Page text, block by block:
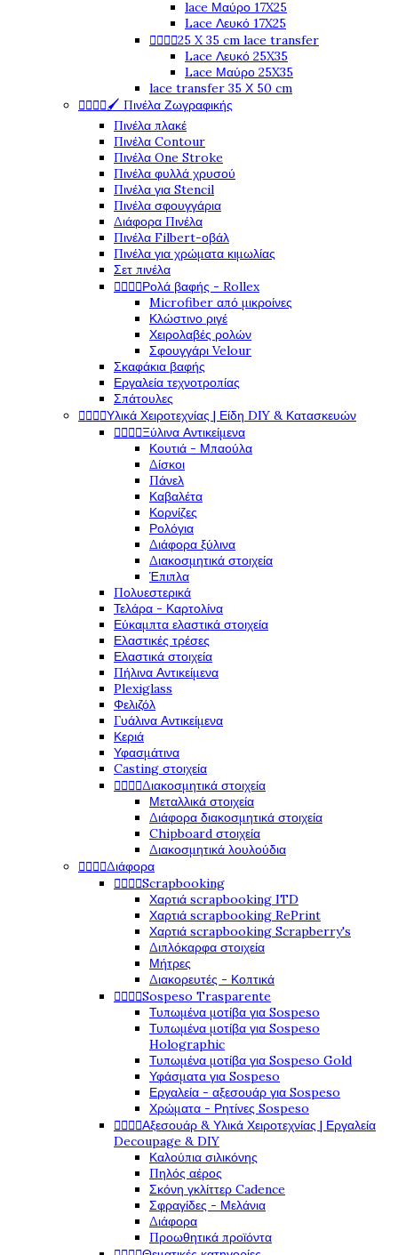
lace Μαύρο 17X25
Lace Λευκό 17X25
25 X 35 cm lace transfer
Lace Λευκό 25X35
Lace Μαύρο 25X35
lace transfer 35 Χ 50 cm
🖌️ Πινέλα Ζωγραφικής
Πινέλα πλακέ
Πινέλα Contour
Πινέλα One Stroke
Πινέλα φυλλά χρυσού
Πινέλα για Stencil
Πινέλα σφουγγάρια
Διάφορα Πινέλα
Πινέλα Filbert-οβάλ
Πινέλα για χρώματα κιμωλίας
Σετ πινέλα
Ρολά βαφής - Rollex
Microfiber από μικροίνες
Κλώστινο ριγέ
Χειρολαβές ρολών
Σφουγγάρι Velour
Σκαφάκια βαφής
Εργαλεία τεχνοτροπίας
Σπάτουλες
Υλικά Χειροτεχνίας | Είδη DIY & Κατασκευών
Ξύλινα Αντικείμενα
Κουτιά - Μπαούλα
Δίσκοι
Πάνελ
Καβαλέτα
Κορνίζες
Ρολόγια
Διάφορα ξύλινα
Διακοσμητικά στοιχεία
Έπιπλα
Πολυεστερικά
Τελάρα - Καρτολίνα
Εύκαμπτα ελαστικά στοιχεία
Ελαστικές τρέσες
Ελαστικά στοιχεία
Πήλινα Αντικείμενα
Plexiglass
Φελιζόλ
Γυάλινα Αντικείμενα
Κεριά
Υφασμάτινα
Casting στοιχεία
Διακοσμητικά στοιχεία
Μεταλλικά στοιχεία
Διάφορα διακοσμητικά στοιχεία
Chipboard στοιχεία
Διακοσμητικά λουλούδια
Διάφορα
Scrapbooking
Χαρτιά scrapbooking ITD
Χαρτιά scrapbooking RePrint
Χαρτιά scrapbooking Scrapberry's
Διπλόκαρφα στοιχεία
Μήτρες
Διακορευτές - Κοπτικά
Sospeso Trasparente
Τυπωμένα μοτίβα για Sospeso
Τυπωμένα μοτίβα για Sospeso
Holographic
Τυπωμένα μοτίβα για Sospeso Gold
Υφάσματα για Sospeso
Εργαλεία - αξεσουάρ για Sospeso
Χρώματα - Ρητίνες Sospeso
Αξεσουάρ & Υλικά Χειροτεχνίας | Εργαλεία
Decoupage & DIY
Καλούπια σιλικόνης
Πηλός αέρος
Σκόνη γκλίττερ Cadence
Σφραγίδες - Μελάνια
Διάφορα
Προωθητικά προϊόντα